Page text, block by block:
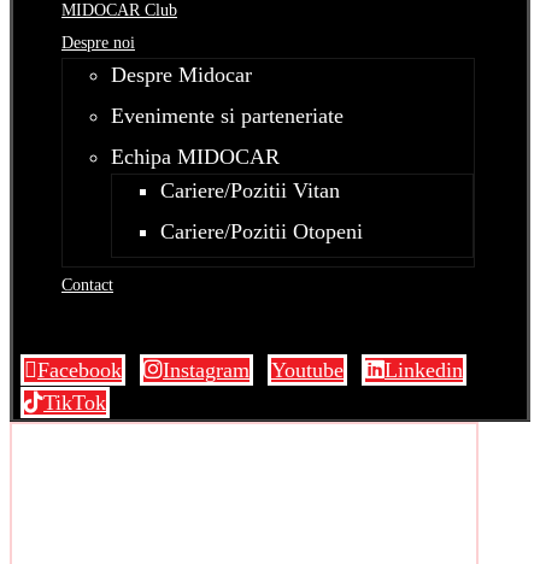
MIDOCAR Club
Despre noi
Despre Midocar
Evenimente si parteneriate
Echipa MIDOCAR
Cariere/Pozitii Vitan
Cariere/Pozitii Otopeni
Contact
Facebook Instagram Youtube
Linkedin
TikTok